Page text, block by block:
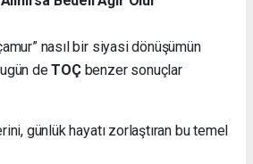
nasıl bir siyasi dönüşümün
deTOÇbenzer sonuçlar
günlük hayatı zorlaştıran bu temel